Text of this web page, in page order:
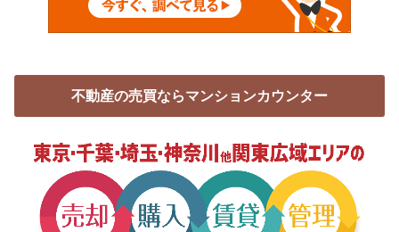
不動産の売買ならマンションカウンター